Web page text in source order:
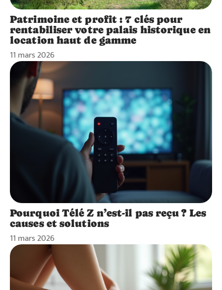
Patrimoine et profit : 7 clés pour
rentabiliser votre palais historique en
location haut de gamme
11 mars 2026
Pourquoi Télé Z n’est-il pas reçu ? Les
causes et solutions
11 mars 2026